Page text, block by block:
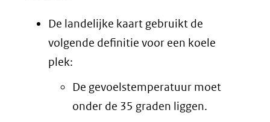
De landelijke kaart gebruikt de
volgende definitie voor een koele
plek:
De gevoelstemperatuur moet
onder de 35 graden liggen.